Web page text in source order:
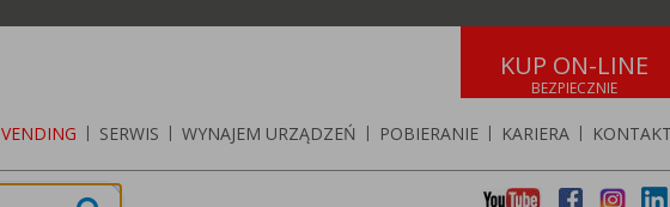
KUP ON-LINE
VENDING | SERWIS | WYNAJEM URZĄDZEŃ | POBIERANIE | KARIERA |